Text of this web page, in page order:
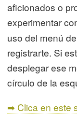
aficionados o
experimentar
uso del menú
registrarte. Si
desplegar ese
círculo de la
➡ Clica en este